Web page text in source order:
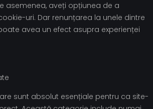
asemenea, aveți opțiunea de a
uri. Dar renunțarea la unele dintre
avea un efect asupra experienței
sunt absolut esențiale pentru ca site-